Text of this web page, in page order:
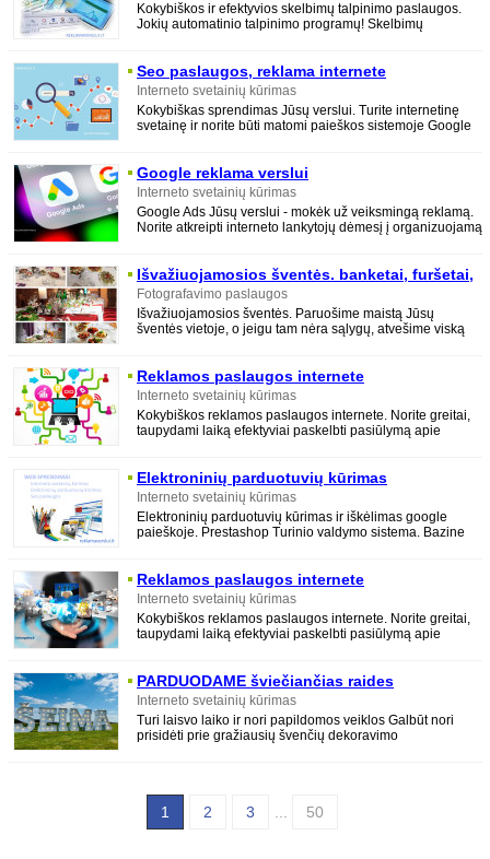
Kokybiškos ir efektyvios skelbimų talpinimo paslaugos.
Jokių automatinio talpinimo programų! Skelbimų
Seo paslaugos, reklama internete
Interneto svetainių kūrimas
Kokybiškas sprendimas Jūsų verslui. Turite internetinę
svetainę ir norite būti matomi paieškos sistemoje Google
Google reklama verslui
Interneto svetainių kūrimas
Google Ads Jūsų verslui - mokėk už veiksmingą reklamą.
Norite atkreipti interneto lankytojų dėmesį į organizuojamą
Išvažiuojamosios šventės. banketai, furšetai,
vestuvės, gimtadieniai
Fotografavimo paslaugos
Išvažiuojamosios šventės. Paruošime maistą Jūsų
šventės vietoje, o jeigu tam nėra sąlygų, atvešime viską
Reklamos paslaugos internete
Interneto svetainių kūrimas
Kokybiškos reklamos paslaugos internete. Norite greitai,
taupydami laiką efektyviai paskelbti pasiūlymą apie
Elektroninių parduotuvių kūrimas
Interneto svetainių kūrimas
Elektroninių parduotuvių kūrimas ir iškėlimas google
paieškoje. Prestashop Turinio valdymo sistema. Bazine
Reklamos paslaugos internete
Interneto svetainių kūrimas
Kokybiškos reklamos paslaugos internete. Norite greitai,
taupydami laiką efektyviai paskelbti pasiūlymą apie
PARDUODAME šviečiančias raides
Interneto svetainių kūrimas
Turi laisvo laiko ir nori papildomos veiklos Galbūt nori
prisidėti prie gražiausių švenčių dekoravimo
1 2 3 50